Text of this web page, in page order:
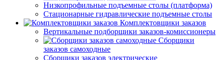
Низкопрофильные подъемные столы (платформа)
Стационарные гидравлические подъемные столы
Комплектовщики заказов
Вертикальные подборщики заказов-комиссионеры
Сборщики
заказов самоходные
Сборщики заказов электрические